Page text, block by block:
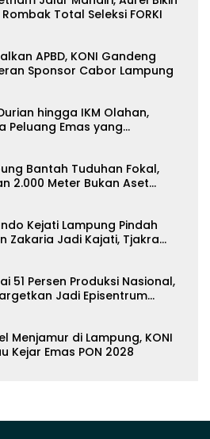
Total Seleksi FORKI
APBD, KONI Gandeng
Sponsor Cabor Lampung
hingga IKM Olahan,
Peluang Emas yang
Bantah Tuduhan Fokal,
2.000 Meter Bukan Aset
Kejati Lampung Pindah
Zakaria Jadi Kajati, Tjakra
51 Persen Produksi Nasional,
Jadi Episentrum
Menjamur di Lampung, KONI
Kejar Emas PON 2028